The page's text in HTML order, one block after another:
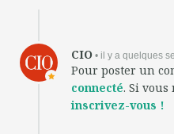
CIO • il y a quelques
Pour poster un
connecté. Si vous
inscrivez-vous !